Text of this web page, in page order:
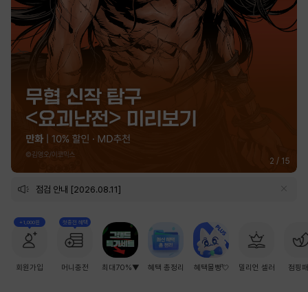
2 / 15
점검 안내 [2026.08.11]
+1,000원
회원가입
첫충전 혜택
머니충전 최대70%▼ 혜택 총정리 혜택몰빵💘 밀리언 셀러 점핑